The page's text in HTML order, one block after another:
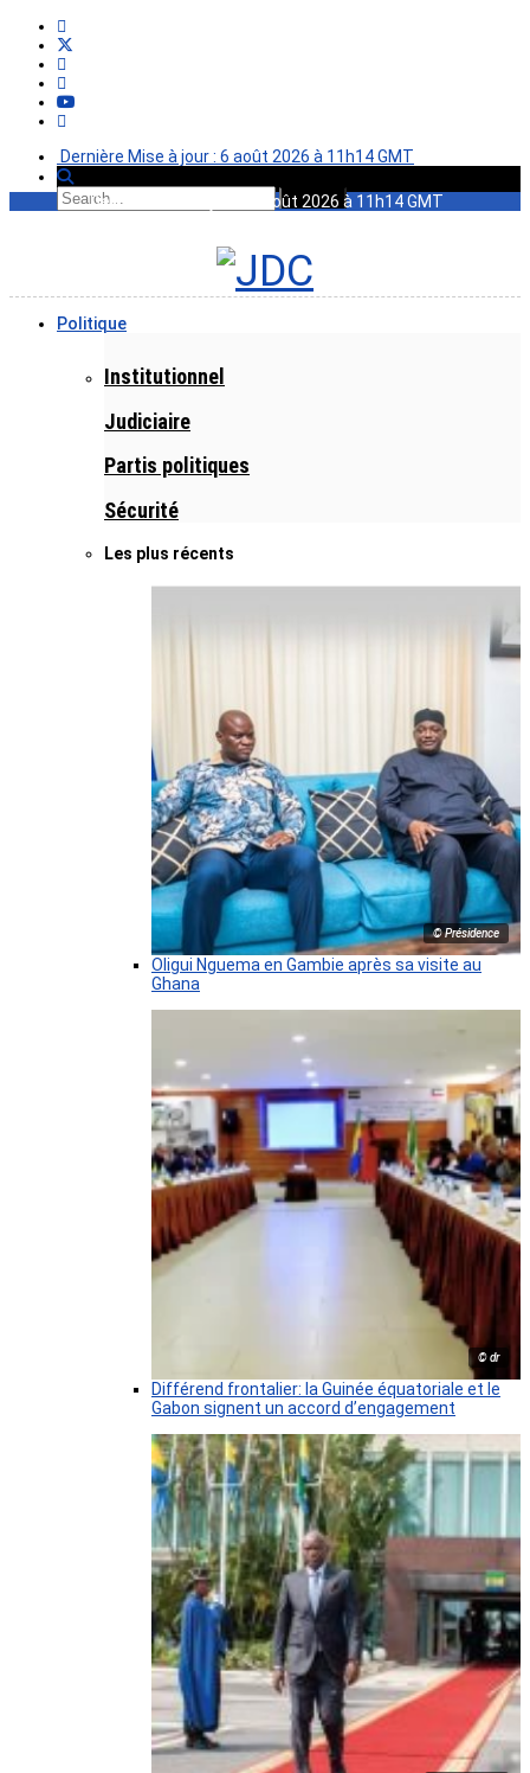
Dernière Mise à jour : 6 août 2026 à 11h14 GMT
Dernière Mise à jour : 6 août 2026 à 11h14 GMT
Politique
Institutionnel
Judiciaire
Partis politiques
Sécurité
Les plus récents
© Présidence
Oligui Nguema en Gambie après sa visite au
Ghana
© dr
Différend frontalier: la Guinée équatoriale et le
Gabon signent un accord d’engagement